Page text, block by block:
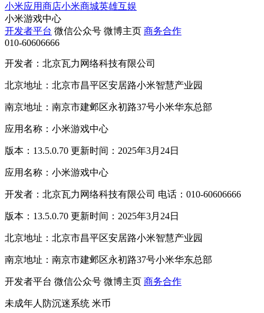
小米应用商店小米商城英雄互娱
小米游戏中心
开发者平台 微信公众号 微博主页 商务合作
010-60606666
开发者：北京瓦力网络科技有限公司
北京地址：北京市昌平区安居路小米智慧产业园
南京地址：南京市建邺区永初路37号小米华东总部
应用名称：小米游戏中心
版本：13.5.0.70 更新时间：2025年3月24日
应用名称：小米游戏中心
开发者：北京瓦力网络科技有限公司 电话：010-60606666
版本：13.5.0.70 更新时间：2025年3月24日
北京地址：北京市昌平区安居路小米智慧产业园
南京地址：南京市建邺区永初路37号小米华东总部
开发者平台 微信公众号 微博主页 商务合作
未成年人防沉迷系统 米币